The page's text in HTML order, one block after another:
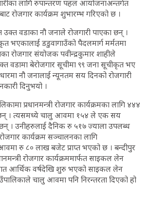
लागि रुपान्तरण पहल आयोजनाअन्तर्गत
रोजगार कार्यक्रम शुभारम्भ गरिएको छ ।
उक्त वडाका नौ जनाले रोजगारी पाएका छन् ।
भएकालाई डडुवागाउँको पैदलमार्ग मर्मतमा
रोजगार संयोजक पवीन्द्रकुमार शाहीले
वडामा बेरोजगार सूचीमा ९९ जना सूचीकृत भए
नौ जनालाई न्यूनतम सय दिनको रोजगारी
दिनुभयो ।
प्रधानमन्त्री रोजगार कार्यक्रमका लागि ४४४
। त्यसमध्ये चालु आवमा १५४ ले एक सय
। उनीहरुलाई दैनिक रु ५१७ ज्याला उपलब्ध
रोजगार कार्यक्रम सञ्चालनका लागि
रु ८० लाख बजेट प्राप्त भएको छ । बन्दीपुर
रोजगार कार्यक्रममार्फत साइकल लेन
गत आर्थिक वर्षदेखि शुरु भएको साइकल लेन
चालु आवमा पनि निरन्तरता दिएको हो